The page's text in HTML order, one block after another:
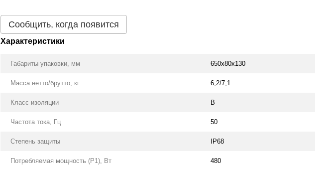
Сообщить, когда появится
Характеристики
Габариты упаковки, мм 650х80х130
Масса нетто/брутто, кг 6,2/7,1
Класс изоляции В
Частота тока, Гц 50
Степень защиты IP68
Потребляемая мощность (Р1), Вт 480